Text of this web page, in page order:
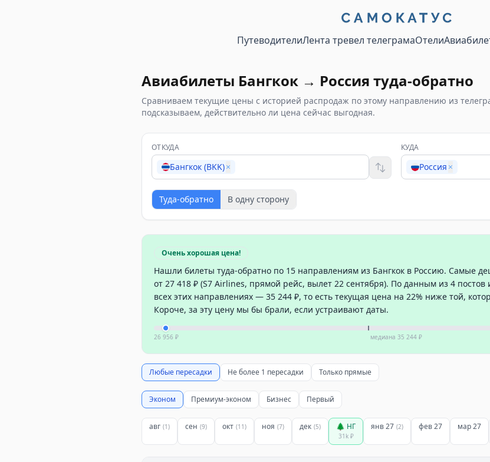
ПутеводителиЛента тревел телеграмаОтели
Авиабилеты Бангкок → Россия туда-обратно
Сравниваем текущие цены с историей распродаж по этому направлению из
подсказываем, действительно ли цена сейчас выгодная.
ОТКУДА
Бангкок (BKK)×
КУДА
Россия ×
Туда-обратно В одну сторону
Очень хорошая цена!
Нашли билеты туда-обратно по 15 направлениям из Бангкок в Россию. Самые
от 27 418 ₽ (S7 Airlines, прямой рейс, вылет 22 сентября). По данным из 4
всех этих направлениях — 35 244 ₽, то есть текущая цена на 22% ниже той,
Короче, за эту цену мы бы брали, если устраивают даты.
26 956 ₽ медиана 35 244 ₽
Любые пересадки Не более 1 пересадки Только прямые
Эконом Премиум-эконом Бизнес Первый
авг (1) сен (9) окт (11) ноя (7) дек (5) 🌲 НГ
31k₽
янв 27 (2) фев 27 мар 27